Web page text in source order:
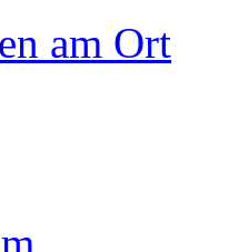
am Ort